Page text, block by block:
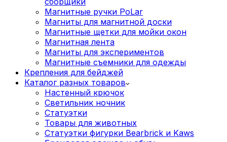
Магнитные ручки PoLar
Магниты для магнитной доски
Магнитные щетки для мойки окон
Магнитная лента
Магниты для экспериментов
Магнитные съемники для одежды
Крепления для бейджей
Каталог разных товаров
Настенный крючок
Светильник ночник
Статуэтки
Товары для животных
Статуэтки фигурки Bearbrick и Kaws